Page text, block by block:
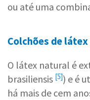
ou até uma
Colchões de
O látex natural é
brasiliensis [5]) e é
há mais de cem